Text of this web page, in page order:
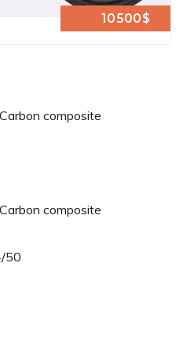
10500$
composite
composite
50